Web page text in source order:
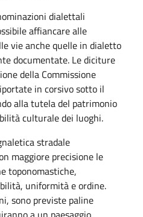
dialettali
affiancare alle
vie anche quelle in dialetto
documentate. Le diciture
della Commissione
in corsivo sotto il
alla tutela del patrimonio
culturale dei luoghi.
stradale
maggiore precisione le
toponomastiche,
uniformità e ordine.
sono previste paline